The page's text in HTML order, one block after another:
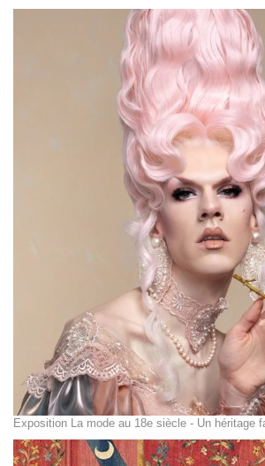
Exposition La mode au 18e siècle - Un héritage